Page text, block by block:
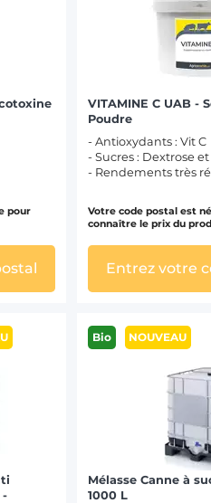
pour
VITAMINE C UAB -
Poudre
- Antioxydants : Vit C
- Sucres : Dextrose
- Rendements très
Votre code postal est
connaître le prix du
Entrez votre
-
Bio NOUVEAU
Mélasse Canne à
1000 L